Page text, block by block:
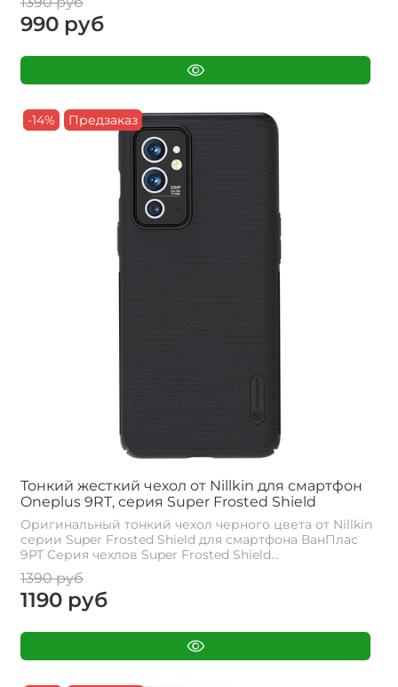
990 руб
-14% Предзаказ
Тонкий жесткий чехол от Nillkin для смартфон
Oneplus 9RT, серия Super Frosted Shield
Оригинальный тонкий чехол черного цвета от Nillkin
серии Super Frosted Shield для смартфона ВанПлас
9РТ Cерия чехлов Super Frosted Shield...
1390 руб
1190 руб